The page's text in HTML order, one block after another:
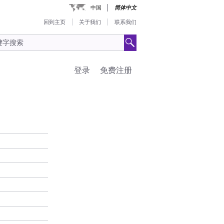
中国 简体中文
回到主页 关于我们 联系我们
免费注册
登录